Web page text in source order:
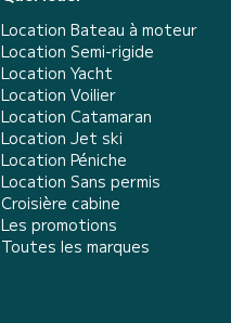
Location Bateau à moteur
Location Semi-rigide
Location Yacht
Location Voilier
Location Catamaran
Location Jet ski
Location Péniche
Location Sans permis
Croisière cabine
Les promotions
Toutes les marques